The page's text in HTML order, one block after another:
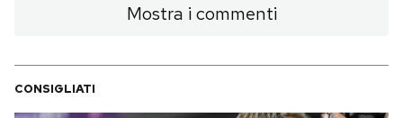
Mostra i commenti
CONSIGLIATI